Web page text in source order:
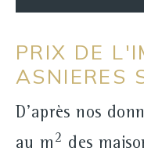
PRIX DE
ASNIERES
D'après nos
au m 2 des